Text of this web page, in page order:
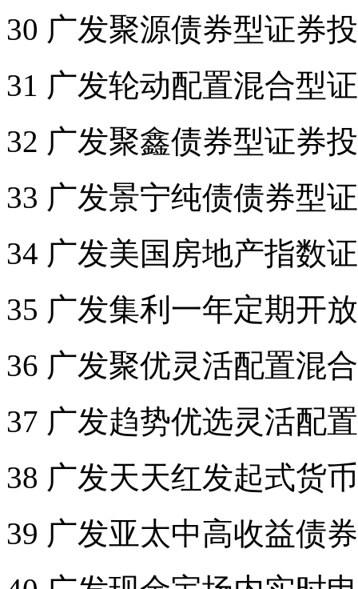
30 广发聚源债券型证券
31 广发轮动配置混合型
32 广发聚鑫债券型证券
33 广发景宁纯债债券型
34 广发美国房地产指数
35 广发集利一年定期开
36 广发聚优灵活配置混
37 广发趋势优选灵活配
38 广发天天红发起式货
39 广发亚太中高收益债